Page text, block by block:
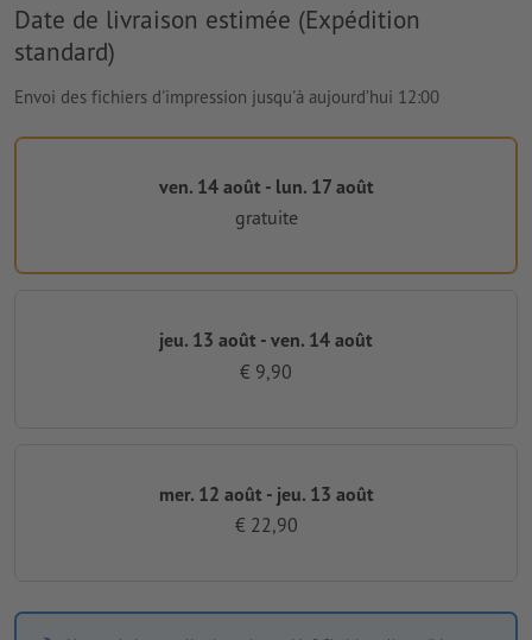
Date de livraison estimée (Expédition
standard)
Envoi des fichiers d'impression jusqu'à aujourd’hui 12:00
ven. 14 août - lun. 17 août
gratuite
jeu. 13 août - ven. 14 août
€ 9,90
mer. 12 août - jeu. 13 août
€ 22,90